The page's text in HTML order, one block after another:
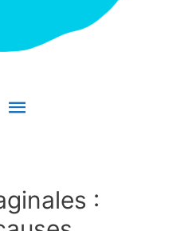
Menu
: